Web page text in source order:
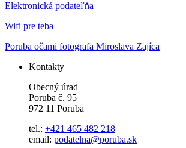
Elektronická podateľňa
Wifi pre teba
Poruba očami fotografa Miroslava Zajíca
Kontakty
Obecný úrad
Poruba č. 95
972 11 Poruba
tel.: +421 465 482 218
email: podatelna@poruba.sk